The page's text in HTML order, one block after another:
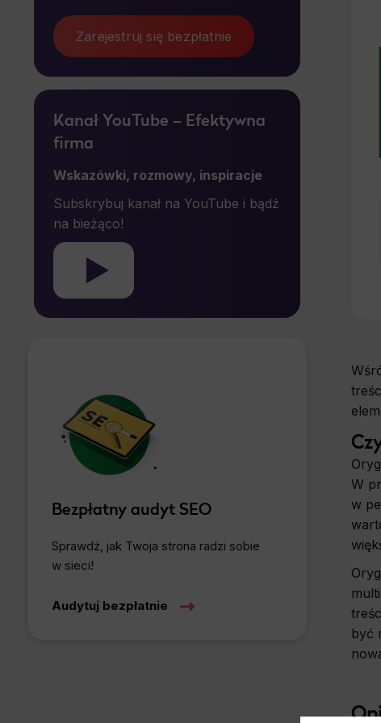
Zarejestruj się bezpłatnie
Kanał YouTube – Efektywna
firma
Wskazówki, rozmowy, inspiracje
Subskrybuj kanał na YouTube i bądź
na bieżąco!
Bezpłatny audyt SEO
Sprawdź, jak Twoja strona radzi sobie
w sieci!
Audytuj bezpłatnie
W
w
być